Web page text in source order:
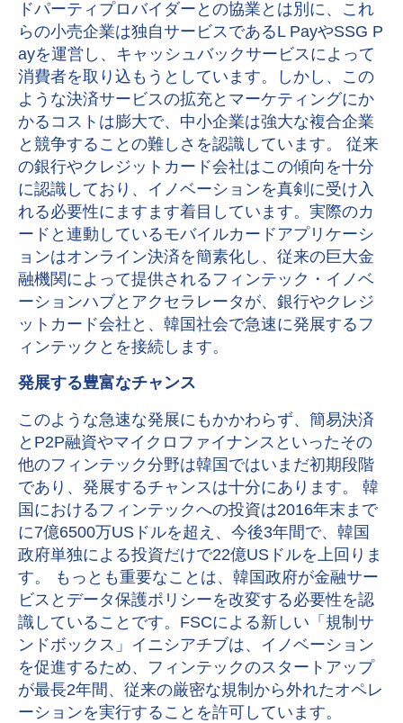
ドパーティプロバイダーとの協業とは別に、これ
らの小売企業は独自サービスであるL PayやSSG P
ayを運営し、キャッシュバックサービスによって
消費者を取り込もうとしています。しかし、この
ような決済サービスの拡充とマーケティングにか
かるコストは膨大で、中小企業は強大な複合企業
と競争することの難しさを認識しています。 従来
の銀行やクレジットカード会社はこの傾向を十分
に認識しており、イノベーションを真剣に受け入
れる必要性にますます着目しています。実際のカ
ードと連動しているモバイルカードアプリケーシ
ョンはオンライン決済を簡素化し、従来の巨大金
融機関によって提供されるフィンテック・イノベ
ーションハブとアクセラレータが、銀行やクレジ
ットカード会社と、韓国社会で急速に発展するフ
ィンテックとを接続します。
発展する豊富なチャンス
このような急速な発展にもかかわらず、簡易決済
とP2P融資やマイクロファイナンスといったその
他のフィンテック分野は韓国ではいまだ初期段階
であり、発展するチャンスは十分にあります。 韓
国におけるフィンテックへの投資は2016年末まで
に7億6500万USドルを超え、今後3年間で、韓国
政府単独による投資だけで22億USドルを上回りま
す。 もっとも重要なことは、韓国政府が金融サー
ビスとデータ保護ポリシーを改変する必要性を認
識していることです。FSCによる新しい「規制サ
ンドボックス」イニシアチブは、イノベーション
を促進するため、フィンテックのスタートアップ
が最長2年間、従来の厳密な規制から外れたオペレ
ーションを実行することを許可しています。